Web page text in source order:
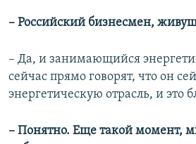
– Российский бизнесмен,
– Да, и занимающийся
сейчас прямо говорят, что он
энергетическую отрасль, и это
– Понятно. Еще такой момент,